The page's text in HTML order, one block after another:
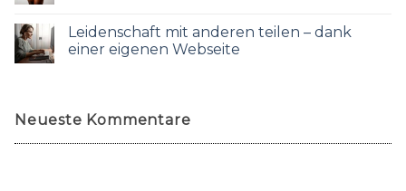
Leidenschaft mit anderen teilen – dank
einer eigenen Webseite
Neueste Kommentare